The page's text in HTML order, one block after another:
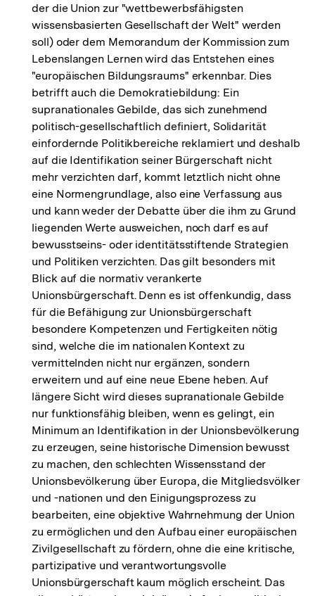
der die Union zur "wettbewerbsfähigsten
wissensbasierten Gesellschaft der Welt" werden
soll) oder dem Memorandum der Kommission zum
Lebenslangen Lernen wird das Entstehen eines
"europäischen Bildungsraums" erkennbar. Dies
betrifft auch die Demokratiebildung: Ein
supranationales Gebilde, das sich zunehmend
politisch-gesellschaftlich definiert, Solidarität
einfordernde Politikbereiche reklamiert und deshalb
auf die Identifikation seiner Bürgerschaft nicht
mehr verzichten darf, kommt letztlich nicht ohne
eine Normengrundlage, also eine Verfassung aus
und kann weder der Debatte über die ihm zu Grund
liegenden Werte ausweichen, noch darf es auf
bewusstseins- oder identitätsstiftende Strategien
und Politiken verzichten. Das gilt besonders mit
Blick auf die normativ verankerte
Unionsbürgerschaft. Denn es ist offenkundig, dass
für die Befähigung zur Unionsbürgerschaft
besondere Kompetenzen und Fertigkeiten nötig
sind, welche die im nationalen Kontext zu
vermittelnden nicht nur ergänzen, sondern
erweitern und auf eine neue Ebene heben. Auf
längere Sicht wird dieses supranationale Gebilde
nur funktionsfähig bleiben, wenn es gelingt, ein
Minimum an Identifikation in der Unionsbevölkerung
zu erzeugen, seine historische Dimension bewusst
zu machen, den schlechten Wissensstand der
Unionsbevölkerung über Europa, die Mitgliedsvölker
und -nationen und den Einigungsprozess zu
bearbeiten, eine objektive Wahrnehmung der Union
zu ermöglichen und den Aufbau einer europäischen
Zivilgesellschaft zu fördern, ohne die eine kritische,
partizipative und verantwortungsvolle
Unionsbürgerschaft kaum möglich erscheint. Das